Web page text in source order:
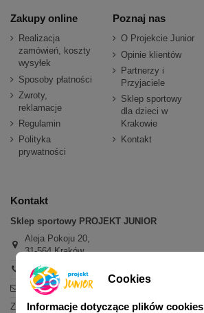
Zakupy online
Realizacja
zamówień, koszty
wysyłek
Sposoby płatności
Zwroty,
reklamacje
Regulamin
Polityka
prywatności
Poznaj nas
O Projekcie Junior
Opinie klientów
Partnerzy i
Przyjaciele
Sklep sportowy
dla dzieci w
Krakowie
Kontakt
Kontakt
Sklep sportowy PROJEKT JUNIOR
Aleja Pokoju 20,
31-564 Kraków
+48 600 779 897
sklep@projektjunior.pl
Zapraszamy do sklepu stacjonarnego:
Cookies
Informacje dotyczące plików cookies